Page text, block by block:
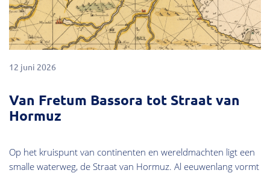
12 juni 2026
Van Fretum Bassora tot Straat van
Hormuz
Op het kruispunt van continenten en wereldmachten ligt een
smalle waterweg, de Straat van Hormuz. Al eeuwenlang vormt